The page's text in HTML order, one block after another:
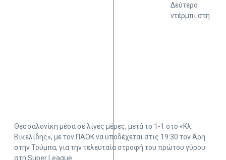
Δεύτερο
ντέρμπι στη
Θεσσαλονίκη μέσα σε λίγες μέρες, μετά το 1-1 στο «Κλ.
Βικελίδης», με τον ΠΑΟΚ να υποδέχεται στις 19:30 τον Άρη
στην Τούμπα, για την τελευταία στροφή του πρώτου γύρου
στη Super League